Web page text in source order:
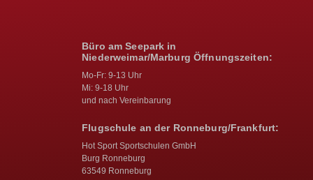
Büro am Seepark in
Niederweimar/Marburg Öffnungszeiten:
Mo-Fr: 9-13 Uhr
Mi: 9-18 Uhr
und nach Vereinbarung
Flugschule an der Ronneburg/Frankfurt:
Hot Sport Sportschulen GmbH
Burg Ronneburg
63549 Ronneburg